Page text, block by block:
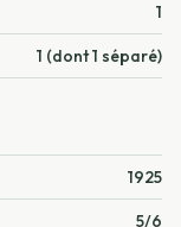
1
1 (dont 1 séparé)
1925
5/6